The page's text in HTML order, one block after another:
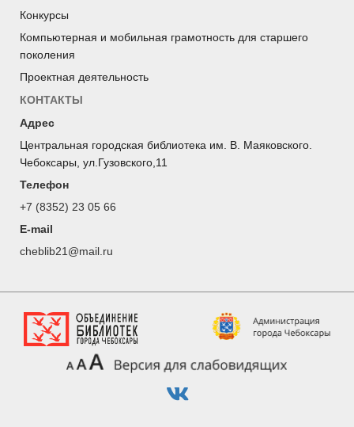
Конкурсы
Компьютерная и мобильная грамотность для старшего
поколения
Проектная деятельность
КОНТАКТЫ
Адрес
Центральная городская библиотека им. В. Маяковского.
Чебоксары, ул.Гузовского,11
Телефон
+7 (8352) 23 05 66
E-mail
cheblib21@mail.ru